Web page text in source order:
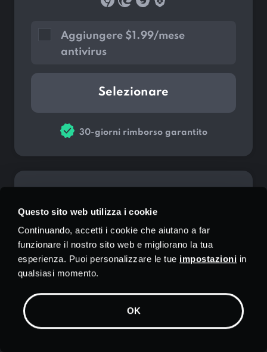
Questo sito web utilizza i cookie
Continuando, accetti i cookie che aiutano a far
funzionare il nostro sito web e migliorano la tua
esperienza. Puoi personalizzare le tue impostazioni in
qualsiasi momento.
OK
Aggiungere $1.99/mese
antivirus
Selezionare
30-giorni rimborso garantito
Nessun risparmio
$ 10.99
Server dentroCittà